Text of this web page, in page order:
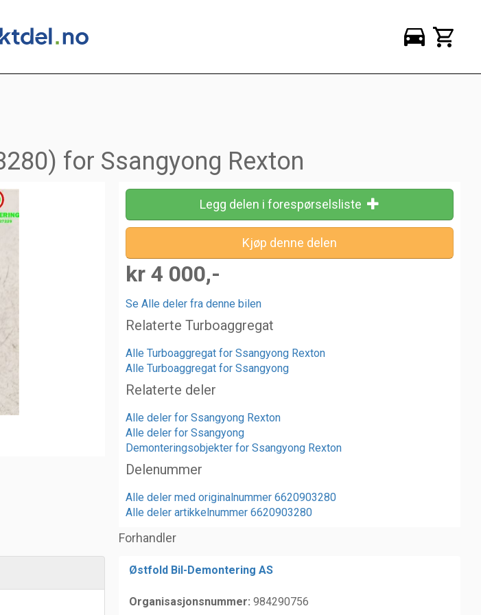
for Ssangyong Rexton
Legg delen i forespørselsliste
kr 4 000,-
Se Alle deler fra denne bilen
Relaterte Turboaggregat
Alle Turboaggregat for Ssangyong Rexton
Alle Turboaggregat for Ssangyong
Relaterte deler
Alle deler for Ssangyong Rexton
Alle deler for Ssangyong
Demonteringsobjekter for Ssangyong Rexton
Delenummer
Alle deler med originalnummer 6620903280
Alle deler artikkelnummer 6620903280
Forhandler
Østfold Bil-Demontering AS
Organisasjonsnummer: 984290756